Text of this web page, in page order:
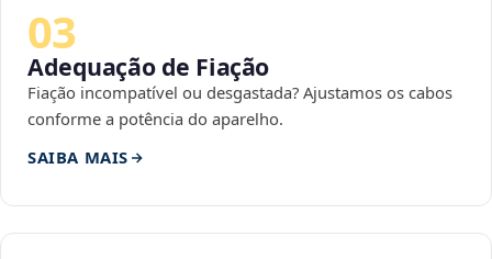
03
Adequação de Fiação
Fiação incompatível ou desgastada? Ajustamos os cabos
conforme a potência do aparelho.
SAIBA MAIS